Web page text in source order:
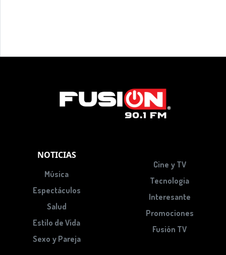
NOTICIAS
Música
Espectáculos
Salud
Estilo de Vida
Sexo y Pareja
Cine y TV
Tecnologia
Interesante
Promociones
Fusión TV